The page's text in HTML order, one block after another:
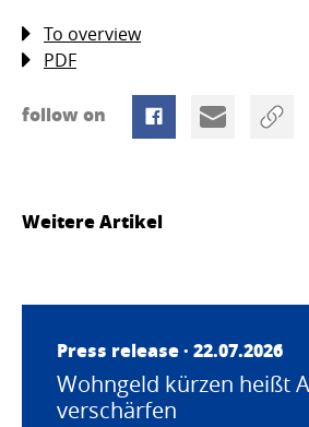
To overview
PDF
follow on
Weitere Artikel
Press release · 22.07.2026
Wohngeld kürzen heißt
verschärfen